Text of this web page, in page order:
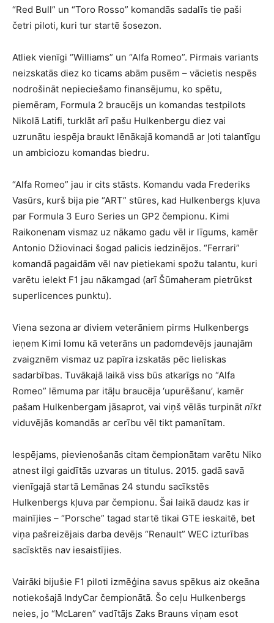
“Red Bull” un “Toro Rosso” komandās sadalīs tie paši
četri piloti, kuri tur startē šosezon.
Atliek vienīgi “Williams” un “Alfa Romeo”. Pirmais variants
neizskatās diez ko ticams abām pusēm – vācietis nespēs
nodrošināt nepieciešamo finansējumu, ko spētu,
piemēram, Formula 2 braucējs un komandas testpilots
Nikolā Latifi, turklāt arī pašu Hulkenbergu diez vai
uzrunātu iespēja braukt lēnākajā komandā ar ļoti talantīgu
un ambiciozu komandas biedru.
“Alfa Romeo” jau ir cits stāsts. Komandu vada Frederiks
Vasūrs, kurš bija pie “ART” stūres, kad Hulkenbergs kļuva
par Formula 3 Euro Series un GP2 čempionu. Kimi
Raikonenam vismaz uz nākamo gadu vēl ir līgums, kamēr
Antonio Džiovinaci šogad palicis iedzinējos. “Ferrari”
komandā pagaidām vēl nav pietiekami spožu talantu, kuri
varētu ielekt F1 jau nākamgad (arī Šūmaheram pietrūkst
superlicences punktu).
Viena sezona ar diviem veterāniem pirms Hulkenbergs
ieņem Kimi lomu kā veterāns un padomdevējs jaunajām
zvaigznēm vismaz uz papīra izskatās pēc lieliskas
sadarbības. Tuvākajā laikā viss būs atkarīgs no “Alfa
Romeo” lēmuma par itāļu braucēja ‘upurēšanu’, kamēr
pašam Hulkenbergam jāsaprot, vai viņš vēlās turpināt nīkt
viduvējās komandās ar cerību vēl tikt pamanītam.
Iespējams, pievienošanās citam čempionātam varētu Niko
atnest ilgi gaidītās uzvaras un titulus. 2015. gadā savā
vienīgajā startā Lemānas 24 stundu sacīkstēs
Hulkenbergs kļuva par čempionu. Šai laikā daudz kas ir
mainījies – “Porsche” tagad startē tikai GTE ieskaitē, bet
viņa pašreizējais darba devējs “Renault” WEC izturības
sacīsktēs nav iesaistījies.
Vairāki bijušie F1 piloti izmēģina savus spēkus aiz okeāna
notiekošajā IndyCar čempionātā. Šo ceļu Hulkenbergs
neies, jo “McLaren” vadītājs Zaks Brauns viņam esot